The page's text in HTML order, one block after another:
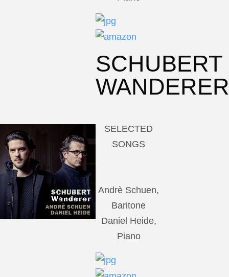
SCHUBERT
WANDERER
SELECTED
SONGS
Andrè Schuen,
Baritone
Daniel Heide,
Piano